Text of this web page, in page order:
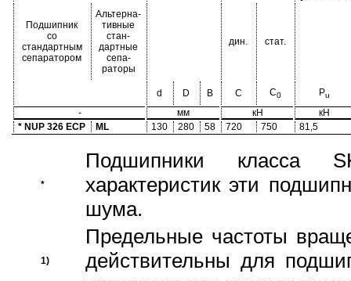
Подшипник
со
стандартным
сепаратором
Альтерна-
тивные
стан-
дартные
сепа-
раторы
дин. стат.
d D B C C0 Pu
- мм кН
кН
* NUP 326 ECP
ML 130 280 58 720 750 81,5
*
Подшипники класса
характеристик эти
шума.
1)
Предельные частоты
действительны для